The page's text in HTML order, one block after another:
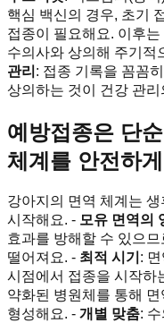
핵심 백신의 경우, 초기
접종이 필요해요. 이후
수의사와 상의해 주기적
관리 : 접종 기록을 꼼꼼
상의하는 것이 건강 관
예방접종은 단
체계를 안전하
강아지의 면역 체계는 생
시작해요. - 모유 면역의
효과를 방해할 수 있으므
떨어져요. - 최적 시기 :
시점에서 접종을 시작하
약화된 병원체를 통해
형성해요. - 개별 맞춤: